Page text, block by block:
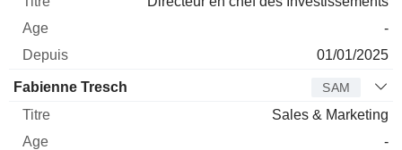
-
01/01/2025
Fabienne Tresch SAM
Sales & Marketing
-